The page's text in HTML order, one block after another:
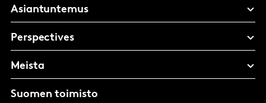
Asiantuntemus
Perspectives
Meista
Suomen toimisto